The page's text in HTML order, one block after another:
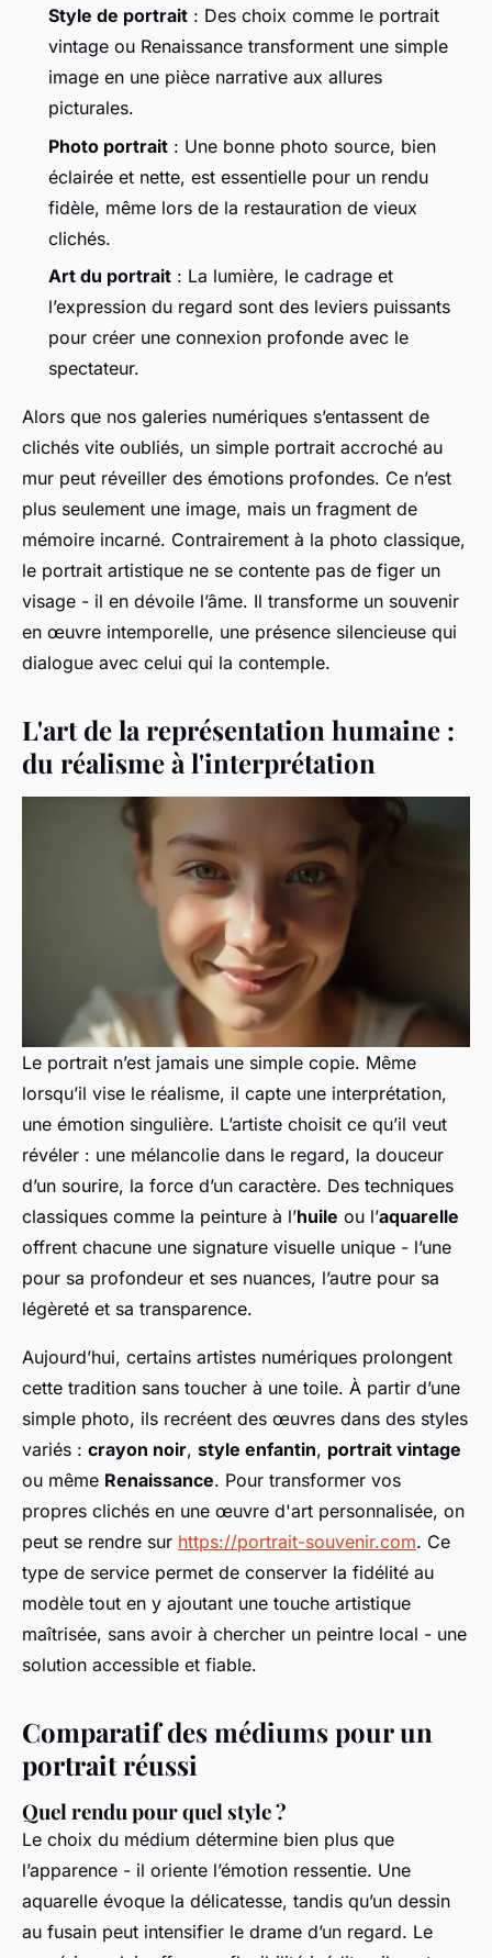
Style de portrait : Des choix comme le portrait
vintage ou Renaissance transforment une simple
image en une pièce narrative aux allures
picturales.
Photo portrait : Une bonne photo source, bien
éclairée et nette, est essentielle pour un rendu
fidèle, même lors de la restauration de vieux
clichés.
Art du portrait : La lumière, le cadrage et
l’expression du regard sont des leviers puissants
pour créer une connexion profonde avec le
spectateur.
Alors que nos galeries numériques s’entassent de
clichés vite oubliés, un simple portrait accroché au
mur peut réveiller des émotions profondes. Ce n’est
plus seulement une image, mais un fragment de
mémoire incarné. Contrairement à la photo classique,
le portrait artistique ne se contente pas de figer un
visage - il en dévoile l’âme. Il transforme un souvenir
en œuvre intemporelle, une présence silencieuse qui
dialogue avec celui qui la contemple.
L'art de la représentation humaine :
du réalisme à l'interprétation
Le portrait n’est jamais une simple copie. Même
lorsqu’il vise le réalisme, il capte une interprétation,
une émotion singulière. L’artiste choisit ce qu’il veut
révéler : une mélancolie dans le regard, la douceur
d’un sourire, la force d’un caractère. Des techniques
classiques comme la peinture à l’huile ou l’aquarelle
offrent chacune une signature visuelle unique - l’une
pour sa profondeur et ses nuances, l’autre pour sa
légèreté et sa transparence.
Aujourd’hui, certains artistes numériques prolongent
cette tradition sans toucher à une toile. À partir d’une
simple photo, ils recréent des œuvres dans des styles
variés : crayon noir, style enfantin, portrait vintage
ou même Renaissance. Pour transformer vos
propres clichés en une œuvre d'art personnalisée, on
peut se rendre sur https://portrait-souvenir.com. Ce
type de service permet de conserver la fidélité au
modèle tout en y ajoutant une touche artistique
maîtrisée, sans avoir à chercher un peintre local - une
solution accessible et fiable.
Comparatif des médiums pour un
portrait réussi
Quel rendu pour quel style ?
Le choix du médium détermine bien plus que
l’apparence - il oriente l’émotion ressentie. Une
aquarelle évoque la délicatesse, tandis qu’un dessin
au fusain peut intensifier le drame d’un regard. Le